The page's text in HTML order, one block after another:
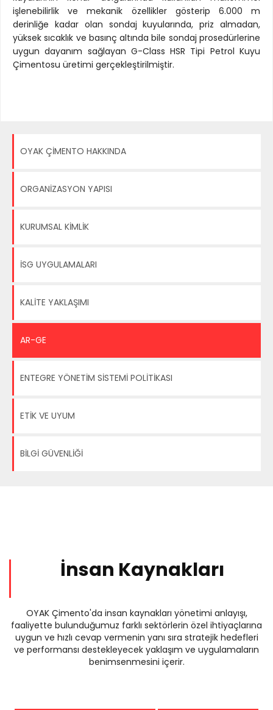
işlenebilirlik ve mekanik özellikler gösterip 6.000 m
derinliğe kadar olan sondaj kuyularında, priz almadan,
yüksek sıcaklık ve basınç altında bile sondaj prosedürlerine
uygun dayanım sağlayan G-Class HSR Tipi Petrol Kuyu
Çimentosu üretimi gerçekleştirilmiştir.
OYAK ÇİMENTO HAKKINDA
ORGANİZASYON YAPISI
KURUMSAL KİMLİK
İSG UYGULAMALARI
KALİTE YAKLAŞIMI
AR-GE
ENTEGRE YÖNETİM SİSTEMİ POLİTİKASI
ETİK VE UYUM
BİLGİ GÜVENLİĞİ
İnsan Kaynakları
OYAK Çimento'da insan kaynakları yönetimi anlayışı,
faaliyette bulunduğumuz farklı sektörlerin özel ihtiyaçlarına
uygun ve hızlı cevap vermenin yanı sıra stratejik hedefleri
ve performansı destekleyecek yaklaşım ve uygulamaların
benimsenmesini içerir.